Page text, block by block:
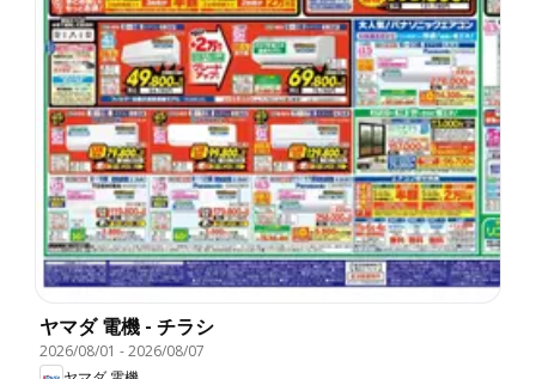
ヤマダ 電機 - チラシ
2026/08/01 -2026/08/07